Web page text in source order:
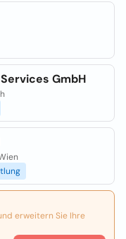
GmbH
erweitern Sie Ihre